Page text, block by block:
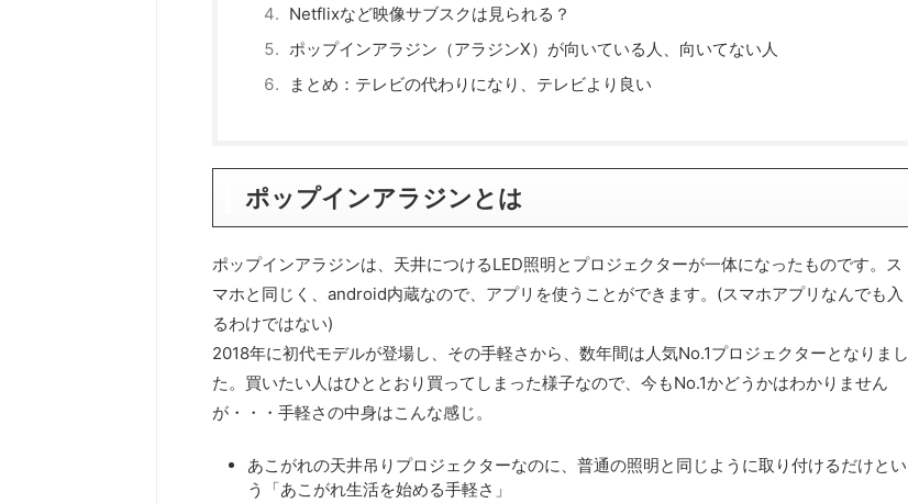
Netflixなど映像サブスクは見られる？
ポップインアラジン（アラジンX）が向いている人、向いてない人
まとめ：テレビの代わりになり、テレビより良い
ポップインアラジンとは
ポップインアラジンは、天井につけるLED照明とプロジェクターが一体になったものです。ス
マホと同じく、android内蔵なので、アプリを使うことができます。(スマホアプリなんでも入
るわけではない)
2018年に初代モデルが登場し、その手軽さから、数年間は人気No.1プロジェクターとなりまし
た。買いたい人はひととおり買ってしまった様子なので、今もNo.1かどうかはわかりません
が・・・手軽さの中身はこんな感じ。
あこがれの天井吊りプロジェクターなのに、普通の照明と同じように取り付けるだけとい
う「あこがれ生活を始める手軽さ」